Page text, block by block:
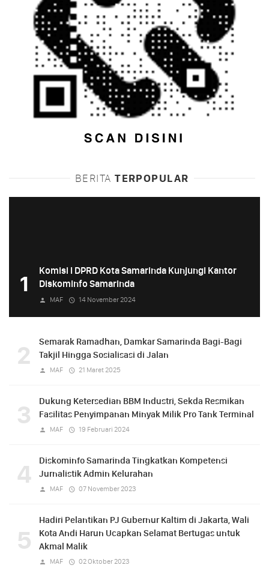
BERITA TERPOPULAR
1
Komisi I DPRD Kota Samarinda Kunjungi Kantor
Diskominfo Samarinda
MAF 14 November 2024
2
Semarak Ramadhan, Damkar Samarinda Bagi-Bagi
Takjil Hingga Sosialisasi di Jalan
MAF 21 Maret 2025
3
Dukung Ketersedian BBM Industri, Sekda Resmikan
Fasilitas Penyimpanan Minyak Milik Pro Tank Terminal
MAF 19 Februari 2024
4
Diskominfo Samarinda Tingkatkan Kompetensi
Jurnalistik Admin Kelurahan
MAF 07 November 2023
5
Hadiri Pelantikan PJ Gubernur Kaltim di Jakarta, Wali
Kota Andi Harun Ucapkan Selamat Bertugas untuk
Akmal Malik
MAF 02 Oktober 2023